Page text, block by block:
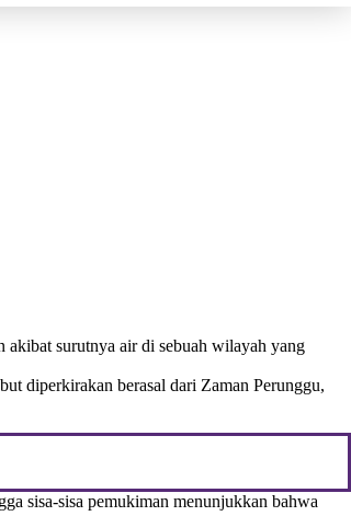
akibat surutnya air di sebuah wilayah yang
diperkirakan berasal dari Zaman Perunggu,
sisa-sisa pemukiman menunjukkan bahwa